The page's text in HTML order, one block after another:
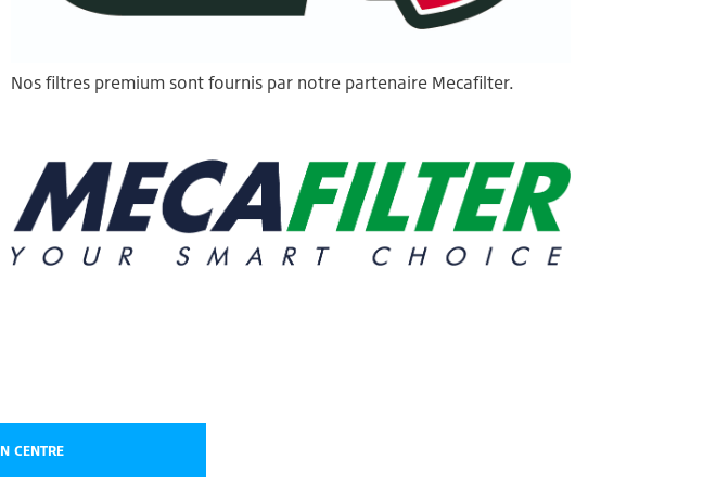
Nos filtres premium sont fournis par notre partenaire Mecafilter.
CENTRE